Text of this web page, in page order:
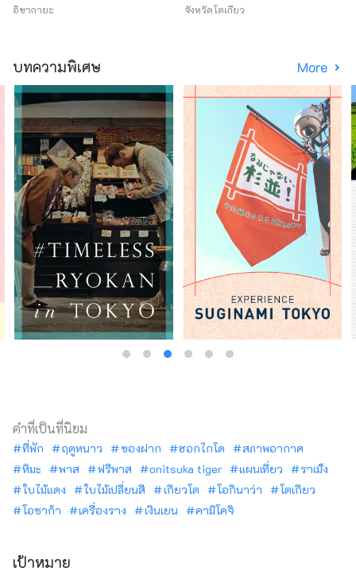
อิซากายะ จังหวัดโตเกียว
บทความพิเศษ More
คำที่เป็นที่นิยม
ที่พัก ฤดูหนาว ของฝาก ฮอกไกโด
สภาพอากาศ
หิมะ
พาส ฟรีพาส onitsuka tiger แผนเที่ยว
ราเม็ง
ใบไม้แดง
ใบไม้เปลี่ยนสี เกียวโต โอกินาว่า
โตเกียว
โอซาก้า
เครื่องราง เงินเยน คามิโคจิ
เป้าหมาย